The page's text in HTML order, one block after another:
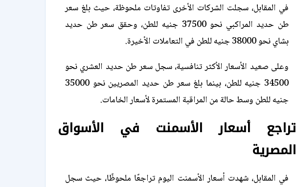
في المقابل، سجلت الشركات الأخرى تفاوتات ملحوظة، حيث بلغ سعر
طن حديد المراكبي نحو 37500 جنيه للطن، وحقق سعر طن حديد
بشاي نحو 38000 جنيه للطن في التعاملات الأخيرة.
وعلى صعيد الأسعار الأكثر تنافسية، سجل سعر طن حديد العشري نحو
34500 جنيه للطن، بينما بلغ سعر طن حديد المصريين نحو 35000
جنيه للطن وسط حالة من المراقبة المستمرة لأسعار الخامات.
تراجع أسعار الأسمنت في الأسواق
المصرية
في المقابل، شهدت أسعار الأسمنت اليوم تراجعًا ملحوظًا، حيث سجل